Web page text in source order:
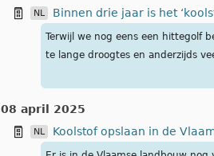
NL Binnen drie jaar is het
Terwijl we nog eens een hittegolf
te lange droogtes en anderzijds
08 april 2025
NL Koolstof opslaan in de